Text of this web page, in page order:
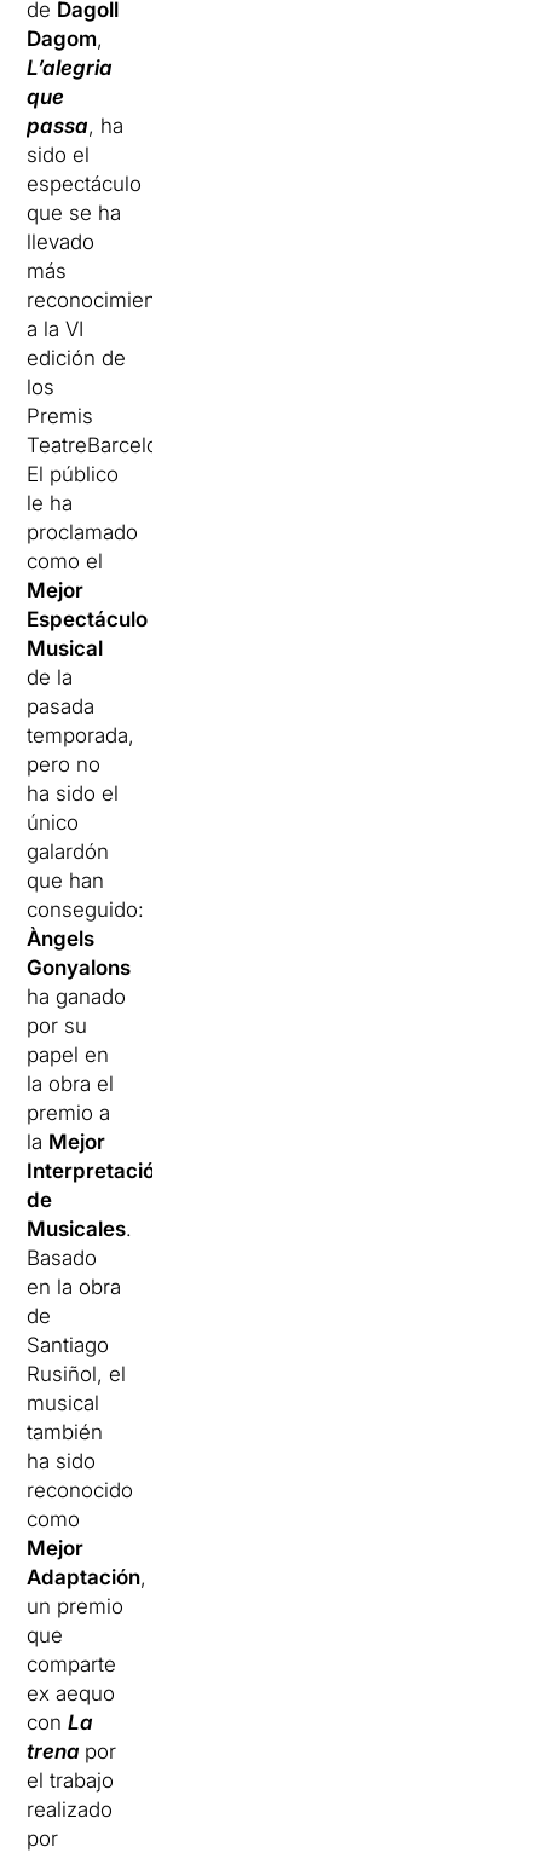
de Dagoll
Dagom,
L’alegria
que
passa, ha
sido el
espectáculo
que se ha
llevado
más
reconocimientos
a la VI
edición de
los
Premis
TeatreBarcelona.
El público
le ha
proclamado
como el
Mejor
Espectáculo
Musical
de la
pasada
temporada,
pero no
ha sido el
único
galardón
que han
conseguido:
Àngels
Gonyalons
ha ganado
por su
papel en
la obra el
premio a
la Mejor
Interpretación
de
Musicales.
Basado
en la obra
de
Santiago
Rusiñol, el
musical
también
ha sido
reconocido
como
Mejor
Adaptación,
un premio
que
comparte
ex aequo
conLa
trena por
el trabajo
realizado
por